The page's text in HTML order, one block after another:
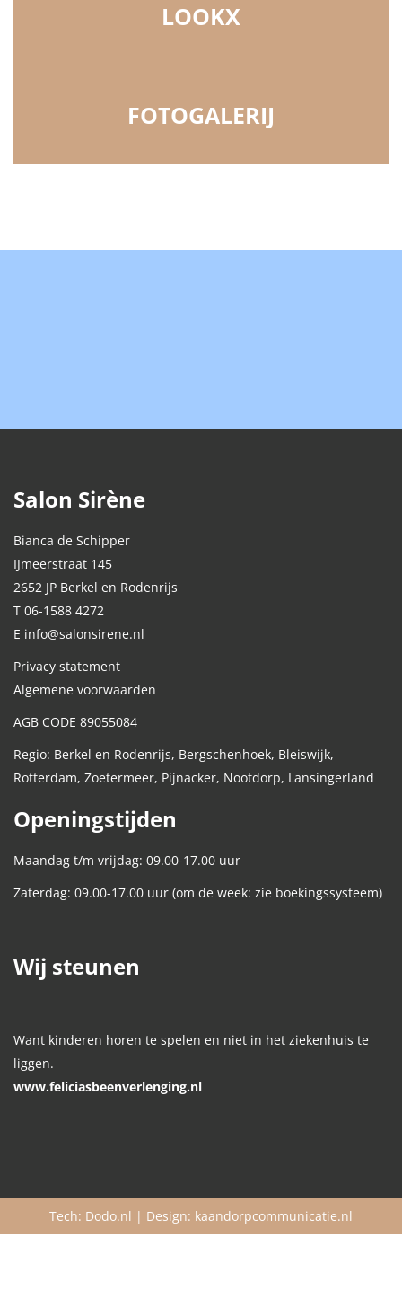
LOOKX
FOTOGALERIJ
Salon Sirène
Bianca de Schipper
IJmeerstraat 145
2652 JP Berkel en Rodenrijs
T 06-1588 4272
E info@salonsirene.nl
Privacy statement
Algemene voorwaarden
AGB CODE 89055084
Regio: Berkel en Rodenrijs, Bergschenhoek, Bleiswijk,
Rotterdam, Zoetermeer, Pijnacker, Nootdorp, Lansingerland
Openingstijden
Maandag t/m vrijdag: 09.00-17.00 uur
Zaterdag: 09.00-17.00 uur (om de week: zie boekingssysteem)
Wij steunen
Want kinderen horen te spelen en niet in het ziekenhuis te
liggen.
www.feliciasbeenverlenging.nl
Tech: Dodo.nl | Design: kaandorpcommunicatie.nl